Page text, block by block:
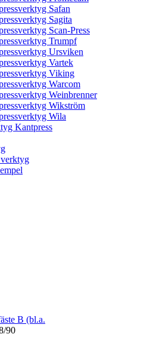
Safan
Sagita
Scan-Press
Trumpf
Ursviken
Vartek
Viking
Warcom
Weinbrenner
Wikström
Wila
Kantpress
B (bl.a.
90